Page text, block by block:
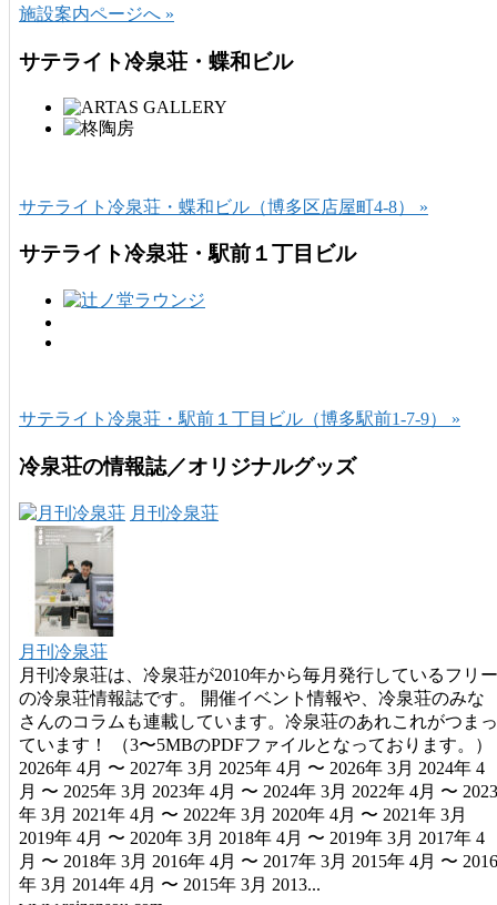
施設案内ページへ »
サテライト冷泉荘・蝶和ビル
サテライト冷泉荘・蝶和ビル（博多区店屋町4-8） »
サテライト冷泉荘・駅前１丁目ビル
サテライト冷泉荘・駅前１丁目ビル（博多駅前1-7-9） »
冷泉荘の情報誌／オリジナルグッズ
月刊冷泉荘
月刊冷泉荘
月刊冷泉荘は、冷泉荘が2010年から毎月発行しているフリー
の冷泉荘情報誌です。 開催イベント情報や、冷泉荘のみな
さんのコラムも連載しています。冷泉荘のあれこれがつまっ
ています！ （3〜5MBのPDFファイルとなっております。）
2026年 4月 〜 2027年 3月 2025年 4月 〜 2026年 3月 2024年 4
月 〜 2025年 3月 2023年 4月 〜 2024年 3月 2022年 4月 〜 2023
年 3月 2021年 4月 〜 2022年 3月 2020年 4月 〜 2021年 3月
2019年 4月 〜 2020年 3月 2018年 4月 〜 2019年 3月 2017年 4
月 〜 2018年 3月 2016年 4月 〜 2017年 3月 2015年 4月 〜 2016
年 3月 2014年 4月 〜 2015年 3月 2013...